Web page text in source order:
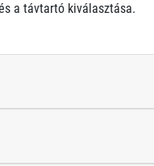
a távtartó kiválasztása.